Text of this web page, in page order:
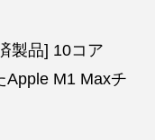
製品] 10コア
Apple M1 Maxチ